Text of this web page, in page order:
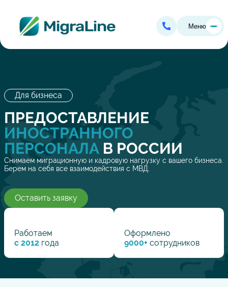
Меню
Для бизнеса
ПРЕДОСТАВЛЕНИЕ
Снимаем миграционную и кадровую нагрузку с вашего бизнеса.
Берем на себя все взаимодействия с МВД.
ИНОСТРАННОГО
ПЕРСОНАЛА В РОССИИ
Работаем
с 2012 года
Оформлено
9000+ сотрудников
Оставить заявку